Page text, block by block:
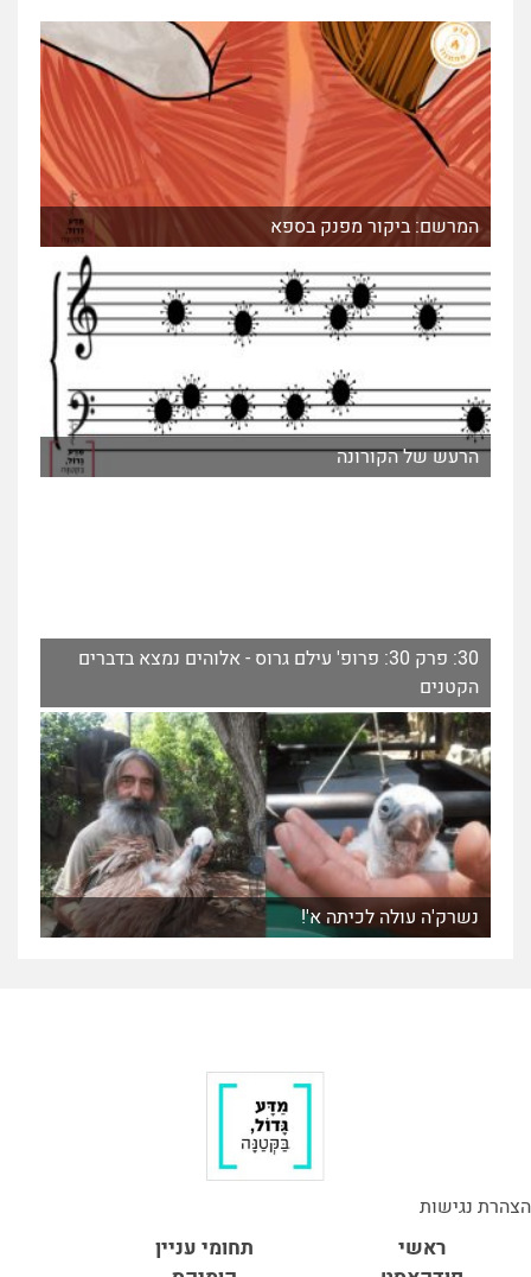
המרשם: ביקור מפנק בספא
הרעש של הקורונה
30: פרק 30: פרופ' עילם גרוס - אלוהים נמצא בדברים
הקטנים
נשרק'ה עולה לכיתה א'!
הצהרת נגישות
ראשי
תחומי עניין